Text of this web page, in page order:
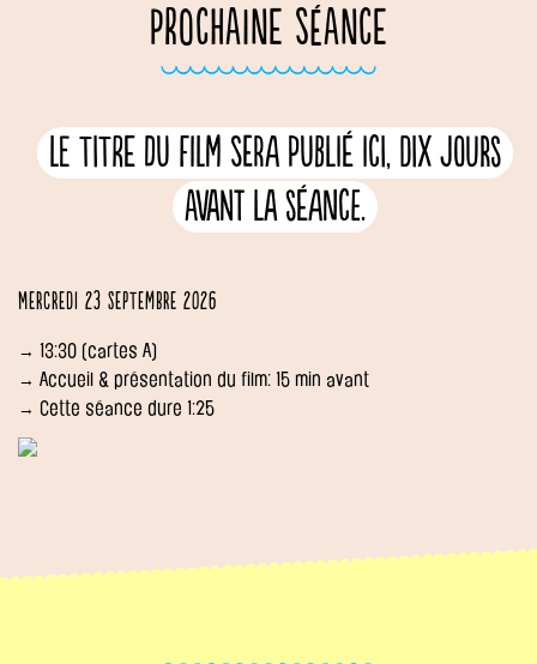
PROCHAINE SÉANCE
Le titre du film sera publié ici, dix jours
avant la séance.
Mercredi 23 septembre 2026
→ 13:30 (cartes A)
→ Accueil & présentation du film: 15 min avant
→ Cette séance dure 1:25